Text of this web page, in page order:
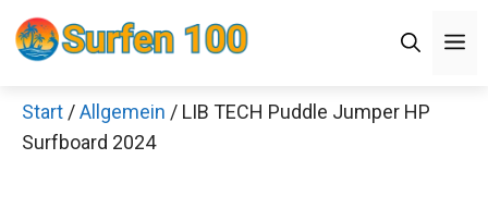
Zum
Inhalt
Start /Allgemein / LIB TECH Puddle Jumper HP
Surfboard 2024Decathlon Sale